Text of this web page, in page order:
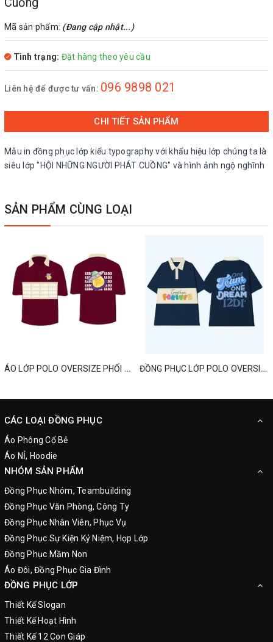
Mã sản phẩm: (Đang cập nhật...)
Tình trạng: Đặt hàng theo yêu cầu
Liên hệ để được tư vấn: 096 9898 021
CHI TIẾT SẢN PHẨM
Mẫu in đồng phục lớp kiểu typography với khẩu hiệu lớp chúng ta là
siêu lớp "HỘI NHỮNG NGƯỜI PHÁT CUỒNG" và hình ảnh ngộ nghĩnh
SẢN PHẨM CÙNG LOẠI
ÁO LỚP POLO OVERSIZE PHỐI MÀU MỚI NHẤT ĐỒNG PHỤC LỚP POLO OVERSIZED ONE TEAM ONE DREAM
CÁC LOẠI ĐỒNG PHỤC
Áo Phông Cổ Bẻ
Áo NỈ, Hoodie
NHÓM SẢN PHẨM
Đồng Phục Nhóm, Teambuilding
Đồng Phục Văn Phòng, Công Ty
Đồng Phục Nhân Viên, Phục Vụ
Đồng Phục Sự Kiện Kỷ Niệm, Họp Lớp
Đồng Phục Mầm Non
Áo Đôi, Đồng Phục Gia Đình
ĐỒNG PHỤC LỚP
Thiết Kế Slogan
Thiết Kế Hoạt Hình
Thiết Kế 12 Con Giáp